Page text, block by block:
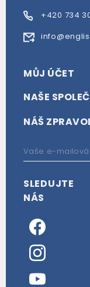
+420 734
MŮJ ÚČET
NAŠE
NÁŠ
SLEDUJTE
NÁS